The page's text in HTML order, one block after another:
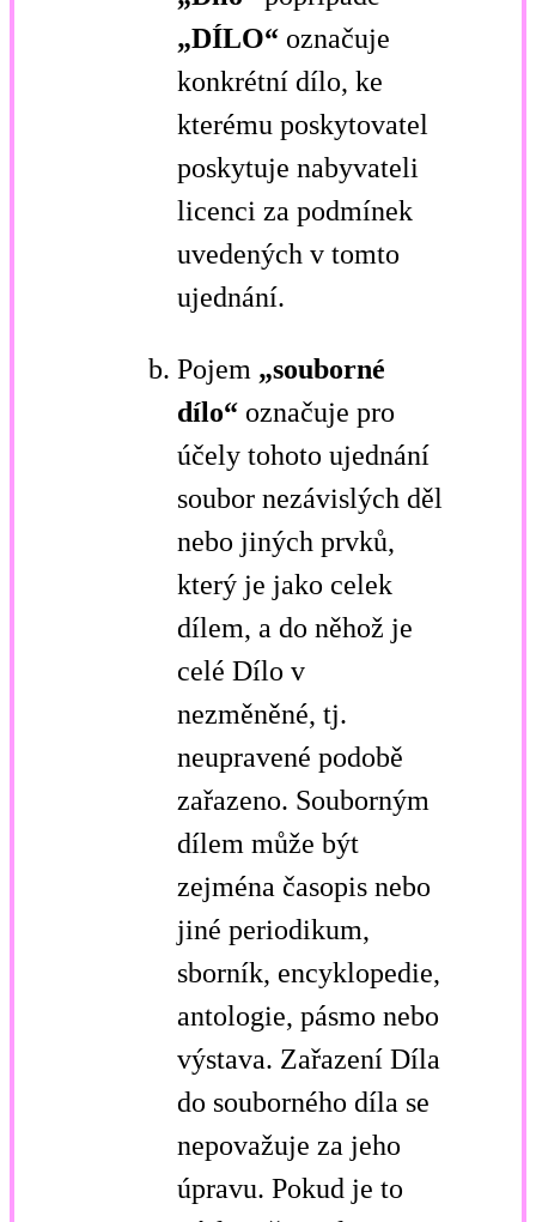
„DÍLO“ označuje
konkrétní dílo, ke
kterému poskytovatel
poskytuje nabyvateli
licenci za podmínek
uvedených v tomto
ujednání.
Pojem „souborné
dílo“ označuje pro
účely tohoto ujednání
soubor nezávislých děl
nebo jiných prvků,
který je jako celek
dílem, a do něhož je
celé Dílo v
nezměněné, tj.
neupravené podobě
zařazeno. Souborným
dílem může být
zejména časopis nebo
jiné periodikum,
sborník, encyklopedie,
antologie, pásmo nebo
výstava. Zařazení Díla
do souborného díla se
nepovažuje za jeho
úpravu. Pokud je to